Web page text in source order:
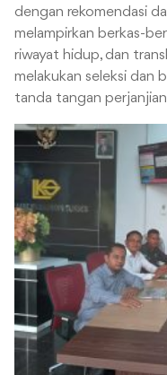
dengan rekomendasi
melampirkan berkas-
riwayat hidup, dan
melakukan seleksi dan
tanda tangan